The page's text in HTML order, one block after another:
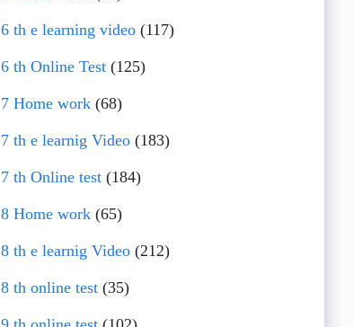
6 th e learning video(117)
6 th Online Test(125)
7 Home work(68)
7 th e learnig Video(183)
7 th Online test(184)
8 Home work(65)
8 th e learnig Video(212)
8 th online test(35)